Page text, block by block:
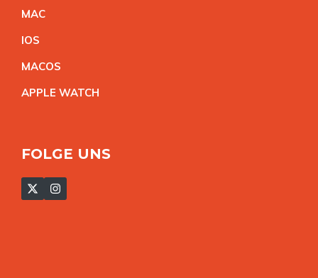
MAC
IOS
MACOS
APPLE WATCH
FOLGE UNS